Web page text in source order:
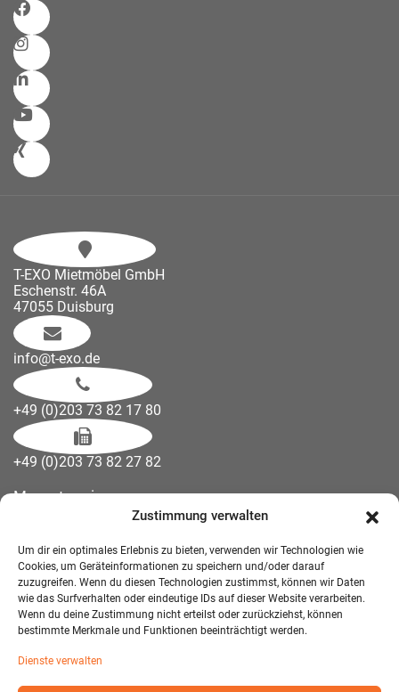
Zustimmung verwalten
Um dir ein optimales Erlebnis zu bieten, verwenden wir Technologien wie
Cookies, um Geräteinformationen zu speichern und/oder darauf
zuzugreifen. Wenn du diesen Technologien zustimmst, können wir Daten
wie das Surfverhalten oder eindeutige IDs auf dieser Website verarbeiten.
Wenn du deine Zustimmung nicht erteilst oder zurückziehst, können
bestimmte Merkmale und Funktionen beeinträchtigt werden.
Dienste verwalten
T-EXO Mietmöbel GmbH
Eschenstr. 46A
47055 Duisburg
info@t-exo.de
+49 (0)203 73 82 17 80
+49 (0)203 73 82 27 82
Messetermine
Downloads
Wandelemente
Über uns
Impressum
Datenschutzerklärung